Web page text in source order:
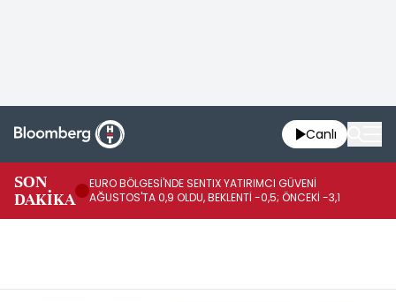
Canlı
SON
DAKİKA
EURO BÖLGESİ'NDE SENTIX YATIRIMCI GÜVENİ
AĞUSTOS'TA 0,9 OLDU, BEKLENTİ -0,5; ÖNCEKİ -3,1